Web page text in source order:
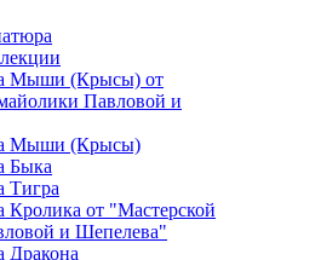
Мыши (Крысы) от
Павловой и
Мыши (Крысы)
Быка
Тигра
Кролика от "Мастерской
и Шепелева"
Дракона